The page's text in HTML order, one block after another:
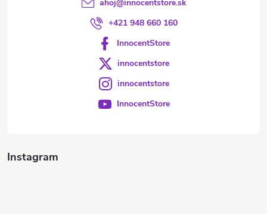
Instagram
ahoj@innocentstore.sk
+421 948 660 160
InnocentStore
innocentstore
innocentstore
InnocentStore